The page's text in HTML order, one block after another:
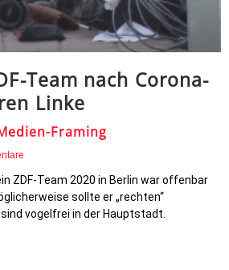
Team nach Corona-
Linke
Framing
ZDF-Team 2020 in Berlin war offenbar
sollte er „rechten“
vogelfrei in der Hauptstadt.